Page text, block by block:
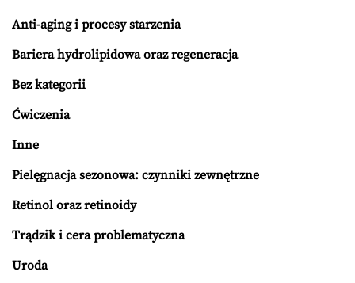
Anti-aging i procesy starzenia
Bariera hydrolipidowa oraz regeneracja
Bez kategorii
Ćwiczenia
Inne
Pielęgnacja sezonowa: czynniki zewnętrzne
Retinol oraz retinoidy
Trądzik i cera problematyczna
Uroda